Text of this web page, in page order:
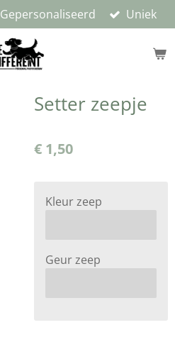
Gepersonaliseerd Uniek
Setter zeepje
€ 1,50
Kleur zeep
Geur zeep